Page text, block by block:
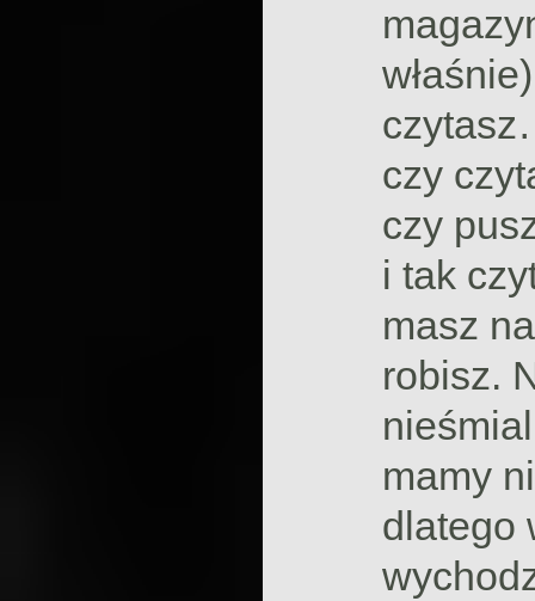
czy
czy
i tak
masz
robisz.
mamy
dlatego